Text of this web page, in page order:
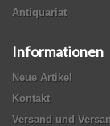
Antiquariat
Informationen
Neue Artikel
Kontakt
Versand und